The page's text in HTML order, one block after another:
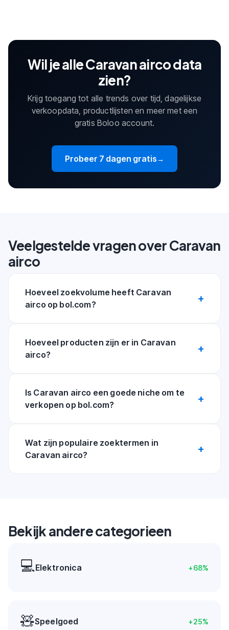
Wil je alle Caravan airco data
zien?
Krijg toegang tot alle trends over tijd, dagelijkse
verkoopdata, productlijsten en meer met een
gratis Boloo account.
Probeer 7 dagen gratis→
Veelgestelde vragen over Caravan
airco
Hoeveel zoekvolume heeft Caravan
airco op bol.com?
Hoeveel producten zijn er in Caravan
airco?
Is Caravan airco een goede niche om te
verkopen op bol.com?
Wat zijn populaire zoektermen in
Caravan airco?
Bekijk andere categorieen
💻Elektronica +68%
🧸Speelgoed +25%